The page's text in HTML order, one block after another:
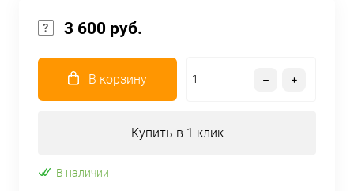
3 600 руб.
В корзину
Купить в 1 клик
В наличии